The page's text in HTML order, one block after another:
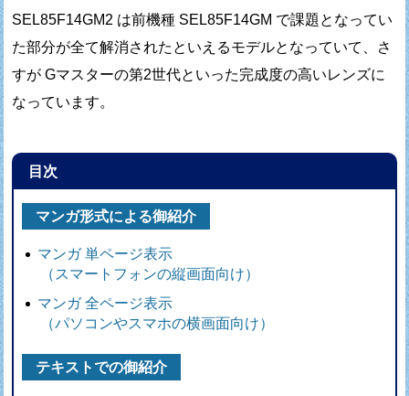
SEL85F14GM2 は前機種 SEL85F14GM で課題となってい
た部分が全て解消されたといえるモデルとなっていて、
さ
すが Gマスターの第2世代といった完成度の高いレンズに
なっています。
目次
マンガ形式による御紹介
マンガ 単ページ表示
（スマートフォンの縦画面向け）
マンガ 全ページ表示
（パソコンやスマホの横画面向け）
テキストでの御紹介